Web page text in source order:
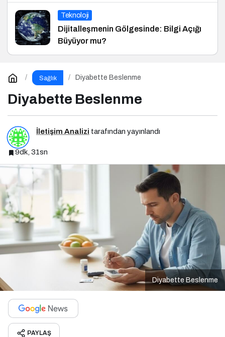
Teknoloji
Dijitalleşmenin Gölgesinde: Bilgi Açığı
Büyüyor mu?
Sağlık Diyabette Beslenme
Diyabette Beslenme
İletişim Analizi tarafından yayınlandı
9dk, 31sn
Diyabette Beslenme
PAYLAŞ